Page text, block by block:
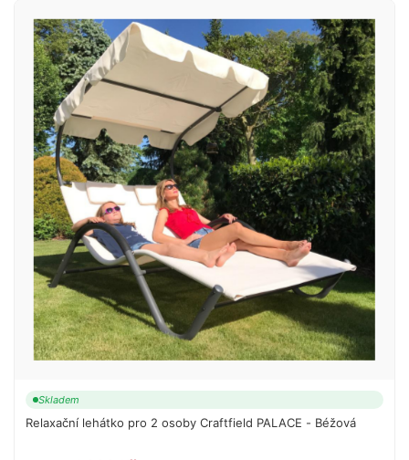
Skladem
Relaxační lehátko pro 2 osoby Craftfield PALACE - Béžová